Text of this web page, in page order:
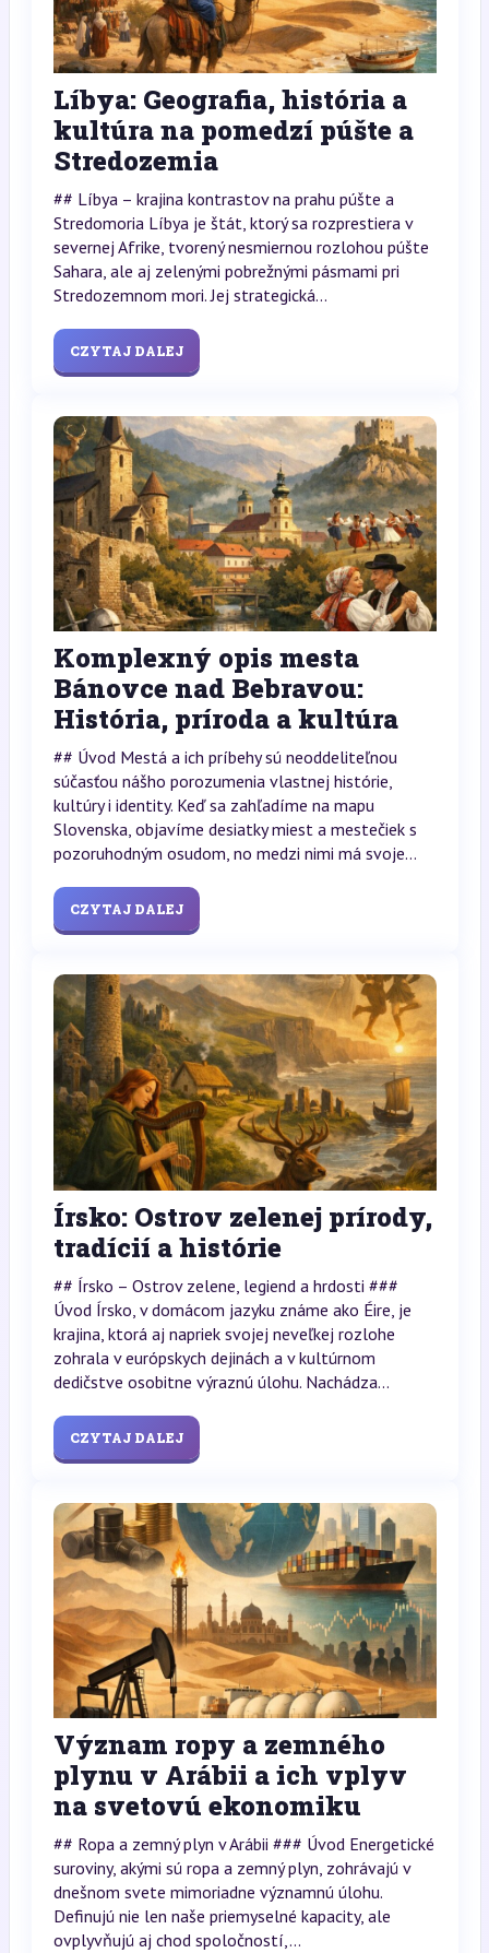
Líbya: Geografia, história a
kultúra na pomedzí púšte a
Stredozemia
## Líbya – krajina kontrastov na prahu púšte a
Stredomoria Líbya je štát, ktorý sa rozprestiera v
severnej Afrike, tvorený nesmiernou rozlohou púšte
Sahara, ale aj zelenými pobrežnými pásmami pri
Stredozemnom mori. Jej strategická...
CZYTAJ DALEJ
Komplexný opis mesta
Bánovce nad Bebravou:
História, príroda a kultúra
## Úvod Mestá a ich príbehy sú neoddeliteľnou
súčasťou nášho porozumenia vlastnej histórie,
kultúry i identity. Keď sa zahľadíme na mapu
Slovenska, objavíme desiatky miest a mestečiek s
pozoruhodným osudom, no medzi nimi má svoje...
CZYTAJ DALEJ
Írsko: Ostrov zelenej prírody,
tradícií a histórie
## Írsko – Ostrov zelene, legiend a hrdosti ###
Úvod Írsko, v domácom jazyku známe ako Éire, je
krajina, ktorá aj napriek svojej neveľkej rozlohe
zohrala v európskych dejinách a v kultúrnom
dedičstve osobitne výraznú úlohu. Nachádza...
CZYTAJ DALEJ
Význam ropy a zemného
plynu v Arábii a ich vplyv
na svetovú ekonomiku
## Ropa a zemný plyn v Arábii ### Úvod Energetické
suroviny, akými sú ropa a zemný plyn, zohrávajú v
dnešnom svete mimoriadne významnú úlohu.
Definujú nie len naše priemyselné kapacity, ale
ovplyvňujú aj chod spoločností,...